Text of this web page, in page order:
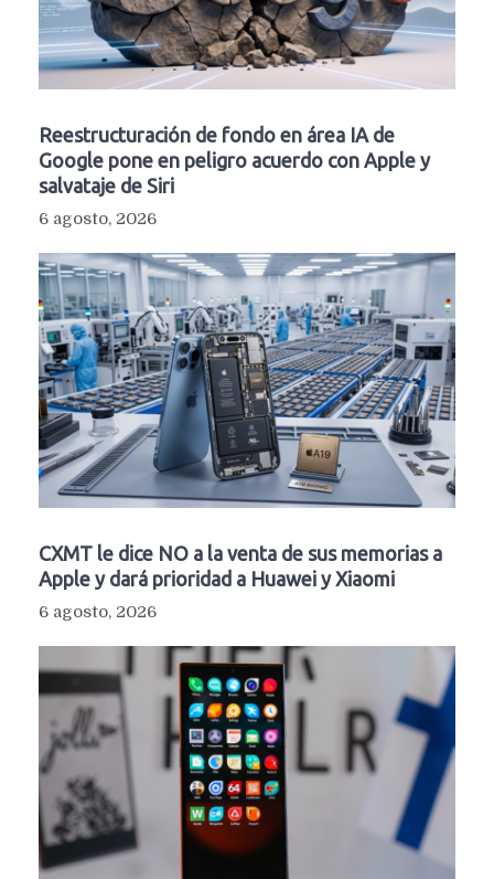
Reestructuración de fondo en área IA de
Google pone en peligro acuerdo con Apple y
salvataje de Siri
6 agosto, 2026
CXMT le dice NO a la venta de sus memorias a
Apple y dará prioridad a Huawei y Xiaomi
6 agosto, 2026